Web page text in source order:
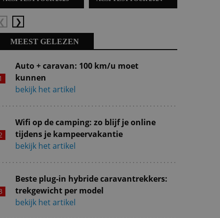
Volgende
MEEST GELEZEN
Auto + caravan: 100 km/u moet
kunnen
bekijk het artikel
Wifi op de camping: zo blijf je online
tijdens je kampeervakantie
bekijk het artikel
Beste plug-in hybride caravantrekkers:
trekgewicht per model
bekijk het artikel